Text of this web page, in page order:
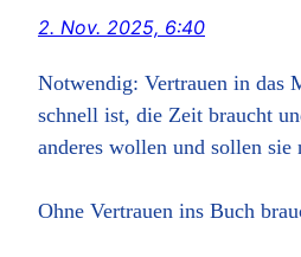
2. Nov. 2025, 6:40
Notwendig: Vertrauen in das
schnell ist, die Zeit braucht
anderes wollen und sollen sie
Ohne Vertrauen ins Buch